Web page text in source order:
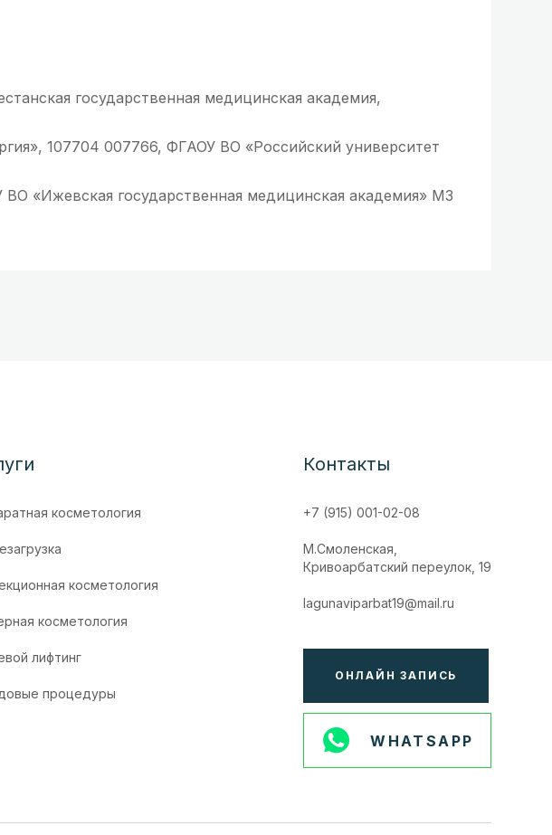
государственная медицинская академия,
107704 007766, ФГАОУ ВО «Российский университет
«Ижевская государственная медицинская академия» МЗ
косметология
косметология
косметология
лифтинг
процедуры
Контакты
+7 (915) 001-02-08
М.Смоленская,
Кривоарбатский переулок, 19
lagunaviparbat19@mail.ru
ОНЛАЙН ЗАПИСЬ
WHATSAPP